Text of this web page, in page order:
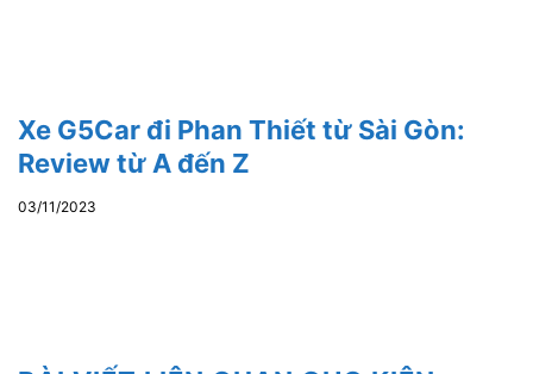
Xe G5Car đi Phan Thiết từ Sài Gòn:
Review từ A đến Z
03/11/2023